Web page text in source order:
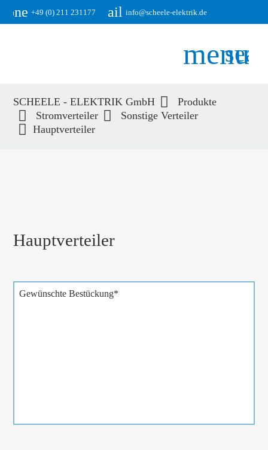
+49 (0) 211 231177email info@scheele-elektrik.de
menu
Suchbegriffe
SCHEELE - ELEKTRIK GmbH
Produkte
Stromverteiler
Sonstige Verteiler
Hauptverteiler
Hauptverteiler
Pflichtfeld
Gewünschte Bestückung*